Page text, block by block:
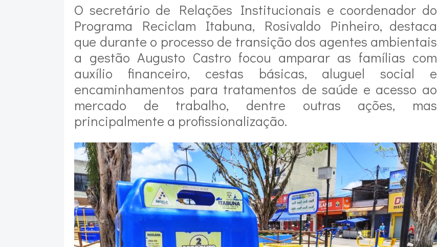
O secretário de Relações Institucionais e coordenador do
Programa Reciclam Itabuna, Rosivaldo Pinheiro, destaca
que durante o processo de transição dos agentes ambientais
a gestão Augusto Castro focou amparar as famílias com
auxílio financeiro, cestas básicas, aluguel social e
encaminhamentos para tratamentos de saúde e acesso ao
mercado de trabalho, dentre outras ações, mas
principalmente a profissionalização.